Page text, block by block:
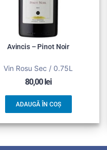
Avincis – Pinot Noir
Vin Rosu Sec / 0.75L
80,00lei
ADAUGĂ ÎN COȘ